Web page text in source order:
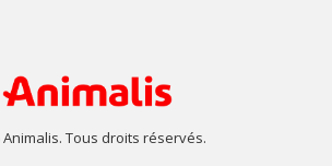
Animalis. Tous droits réservés.